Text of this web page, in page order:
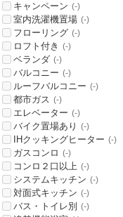
キャンペーン (-)
室内洗濯機置場 (-)
フローリング (-)
ロフト付き (-)
ベランダ (-)
バルコニー (-)
ルーフバルコニー (-)
都市ガス (-)
エレベーター (-)
バイク置場あり (-)
IHクッキングヒーター (-)
ガスコンロ (-)
コンロ２口以上 (-)
システムキッチン (-)
対面式キッチン (-)
バス・トイレ別 (-)